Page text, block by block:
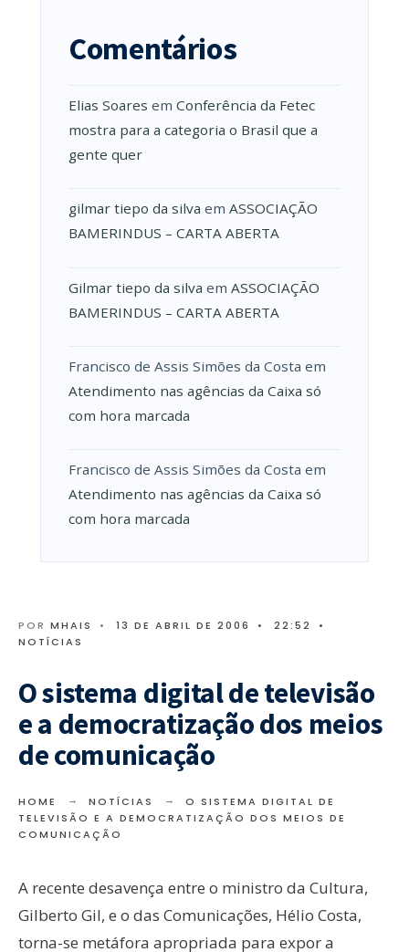
Comentários
Elias Soares em Conferência da Fetec
mostra para a categoria o Brasil que a
gente quer
gilmar tiepo da silva em ASSOCIAÇÃO
BAMERINDUS – CARTA ABERTA
Gilmar tiepo da silva em ASSOCIAÇÃO
BAMERINDUS – CARTA ABERTA
Francisco de Assis Simões da Costa em
Atendimento nas agências da Caixa só
com hora marcada
Francisco de Assis Simões da Costa em
Atendimento nas agências da Caixa só
com hora marcada
POR MHAIS • 13 DE ABRIL DE 2006 • 22:52
•
NOTÍCIAS
O sistema digital de televisão
e a democratização dos meios
de comunicação
HOME NOTÍCIAS
O SISTEMA DIGITAL DE
TELEVISÃO E A DEMOCRATIZAÇÃO DOS MEIOS DE
COMUNICAÇÃO
A recente desavença entre o ministro da Cultura,
Gilberto Gil, e o das Comunicações, Hélio Costa,
torna-se metáfora apropriada para expor a